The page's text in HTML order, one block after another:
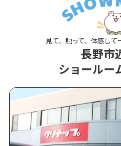
見て、触って、体感して
長野市
ショールー